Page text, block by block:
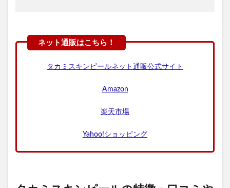
タカミスキンピールネット通販公式サイト
Amazon
楽天市場
Yahoo!ショッピング